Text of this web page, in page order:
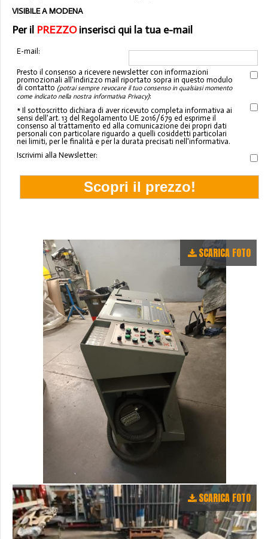
VISIBILE A MODENA
Per il PREZZOinserisci qui la tua e-mail
E-mail:
Presto il consenso a ricevere newsletter con informazioni
promozionali all'indirizzo mail riportato sopra in questo modulo
di contatto (potrai sempre revocare il tuo consenso in qualsiasi momento
come indicato nella nostra informativa Privacy):
* Il sottoscritto dichiara di aver ricevuto completa informativa ai
sensi dell'art. 13 del Regolamento UE 2016/679 ed esprime il
consenso al trattamento ed alla comunicazione dei propri dati
personali con particolare riguardo a quelli cosiddetti particolari
nei limiti, per le finalità e per la durata precisati nell'informativa.
Iscrivimi alla Newsletter:
SCARICA FOTO
SCARICA FOTO